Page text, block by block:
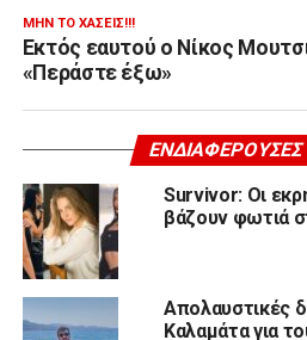
ΜΗΝ ΤΟ ΧΆΣΕΙΣ!!!
Εκτός εαυτού ο Νίκος
«Περάστε έξω»
ΕΝΔΙΑΦΈΡΟΥΣΕΣ
Survivor: Οι
βάζουν φωτιά
Απολαυστικές
Καλαμάτα για